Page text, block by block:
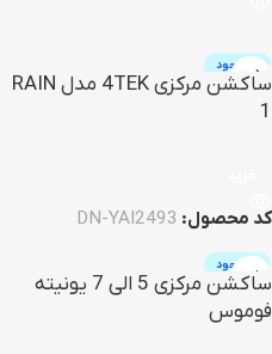
ناموجود
ساکشن مرکزی 4TEK مدل RAIN
1
کد محصول: DN-YAI2493
ناموجود
ساکشن مرکزی 5 الی 7 یونیته
فوموس